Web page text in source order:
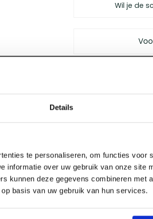
Details
te personaliseren, om functies voor
informatie over uw gebruik van onze site
kunnen deze gegevens combineren met
basis van uw gebruik van hun services.
Wil je de